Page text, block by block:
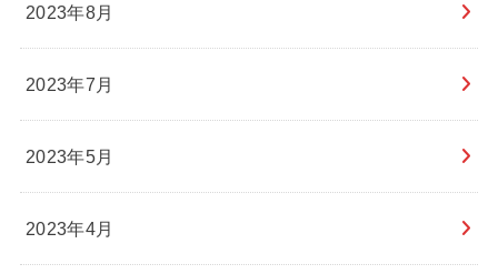
2023年8月
2023年7月
2023年5月
2023年4月